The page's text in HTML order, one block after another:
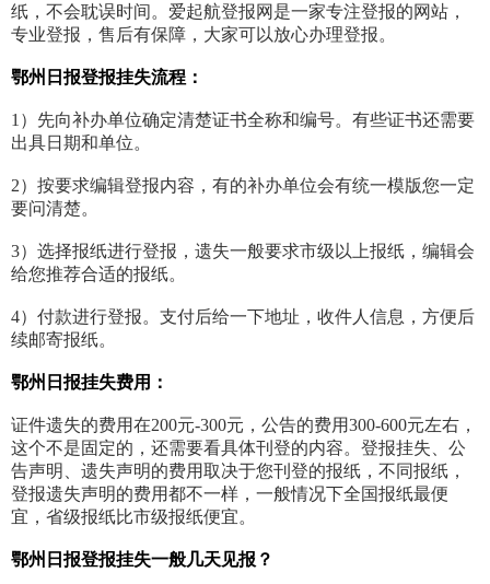
纸，不会耽误时间。爱起航登报网是一家专注登报的网站，
专业登报，售后有保障，大家可以放心办理登报。
鄂州日报登报挂失流程：
1）先向补办单位确定清楚证书全称和编号。有些证书还需要
出具日期和单位。
2）按要求编辑登报内容，有的补办单位会有统一模版您一定
要问清楚。
3）选择报纸进行登报，遗失一般要求市级以上报纸，编辑会
给您推荐合适的报纸。
4）付款进行登报。支付后给一下地址，收件人信息，方便后
续邮寄报纸。
鄂州日报挂失费用：
证件遗失的费用在200元-300元，公告的费用300-600元左右，
这个不是固定的，还需要看具体刊登的内容。登报挂失、公
告声明、遗失声明的费用取决于您刊登的报纸，不同报纸，
登报遗失声明的费用都不一样，一般情况下全国报纸最便
宜，省级报纸比市级报纸便宜。
鄂州日报登报挂失一般几天见报？